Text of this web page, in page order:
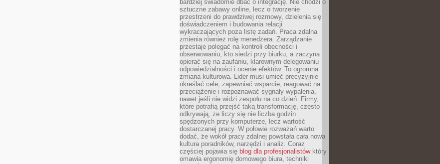
bardziej świadomie dbać o integrację. Nie chodzi o
sztuczne zabawy online, lecz o tworzenie
przestrzeni do prawdziwej rozmowy, dzielenia się
doświadczeniem i budowania relacji
wykraczających poza listę zadań. Praca zdalna
zmienia również rolę menedżera. Zarządzanie
przestaje polegać na kontroli obecności i
obserwowaniu, kto siedzi przy biurku, a zaczyna
opierać się na zaufaniu, klarownym delegowaniu
odpowiedzialności i ocenie efektów. To ogromna
zmiana kulturowa. Lider musi umieć precyzyjnie
określać cele, zapewniać wsparcie, reagować na
przeciążenie i rozpoznawać sygnały wypalenia,
nawet jeśli nie widzi zespołu na co dzień. Firmy,
które potrafią przejść taką transformację, często
odkrywają, że liczy się nie liczba godzin
spędzonych przy komputerze, lecz wartość
dostarczanej pracy. W połowie rozważań warto
dodać, że wokół pracy zdalnej powstała cała nowa
kultura poradników, narzędzi i analiz. Coraz
częściej pojawia się blog dla profesjonalistówktóry
omawia ergonomię domowego biura, techniki